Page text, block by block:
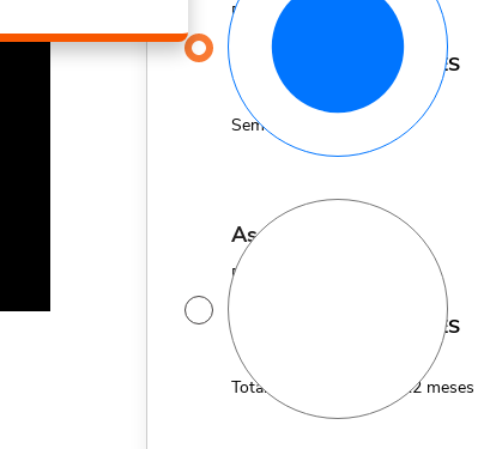
Por apenas
R$ 29,90 MÊS
Sem fidelidade
assinatura anual
Por apenas 12x de
R$ MÊS
Total de R$179,40 por 12 meses